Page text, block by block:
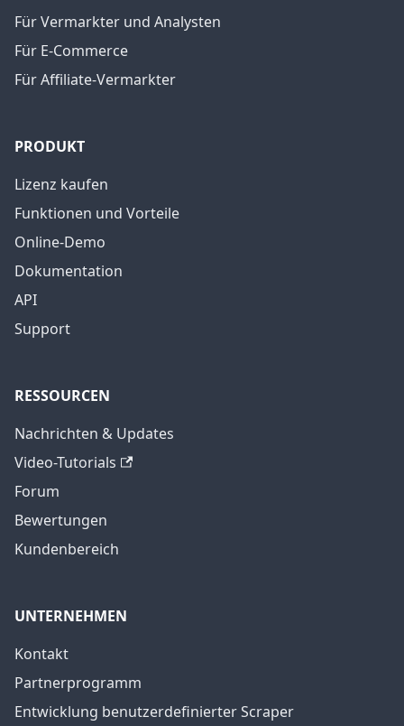
Für Vermarkter und Analysten
Für E-Commerce
Für Affiliate-Vermarkter
PRODUKT
Lizenz kaufen
Funktionen und Vorteile
Online-Demo
Dokumentation
API
Support
RESSOURCEN
Nachrichten & Updates
Video-Tutorials
Forum
Bewertungen
Kundenbereich
UNTERNEHMEN
Kontakt
Partnerprogramm
Entwicklung benutzerdefinierter Scraper